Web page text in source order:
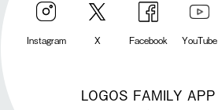
Instagram X Facebook YouTube
LOGOS FAMILY APP